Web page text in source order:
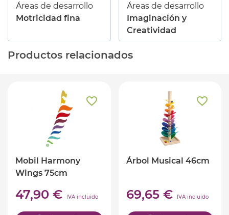
Áreas de desarrollo
Motricidad fina
Áreas de desarrollo
Imaginación y
Creatividad
Productos relacionados
Mobil Harmony
Wings 75cm
47,90 € IVA incluido
Árbol Musical 46cm
69,65 € IVA incluido